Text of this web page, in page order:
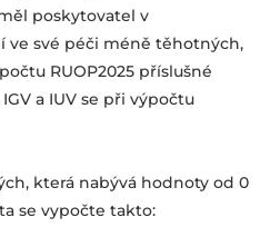
poskytovatel v
ve své péči méně těhotných,
RUOP2025 příslušné
a IUV se při výpočtu
která nabývá hodnoty od 0
se vypočte takto: